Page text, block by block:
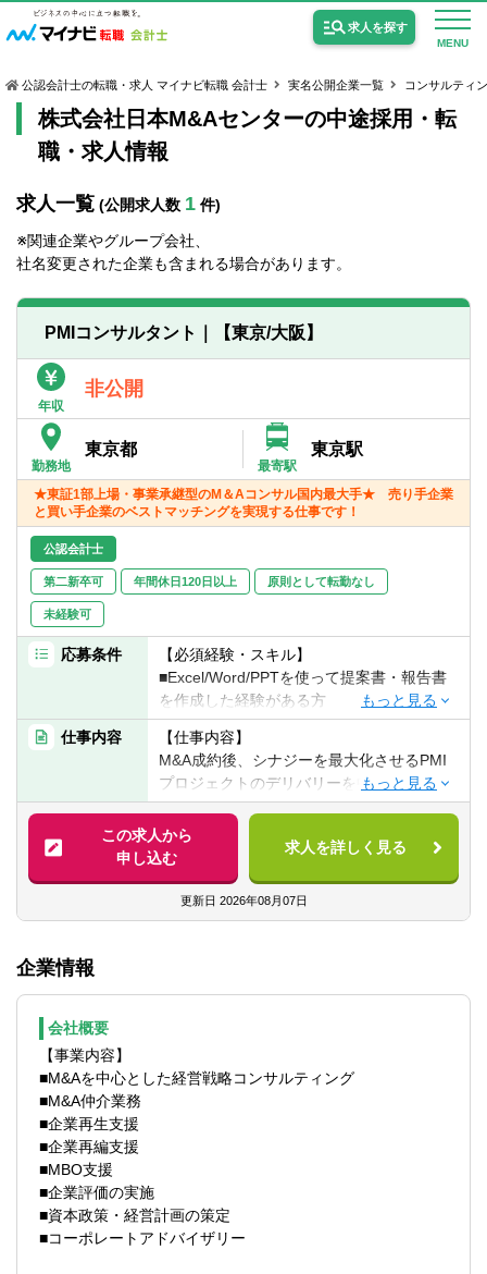
MENU
求人を探す
USCPA（米国公認会計士）の求人
個別転職相談会・セミナー
転職お役立ち情報
非公開求人とは？
サービス紹介
転職お役立ち情報
求人情報
公認会計士の転職・求人 マイナビ転職 会計士 実名公開企業一覧 コンサルティ
株式会社日本M&Aセンターの中途採用・転
職・求人情報
求人一覧 (公開求人数 1 件)
※関連企業やグループ会社、
社名変更された企業も含まれる場合があります。
PMIコンサルタント｜【東京/大阪】
年収
非公開
勤務地
東京都
最寄駅
東京駅
★東証1部上場・事業承継型のM＆Aコンサル国内最大手★ 売り手企業
と買い手企業のベストマッチングを実現する仕事です！
公認会計士
第二新卒可 年間休日120日以上 原則として転勤なし
未経験可
応募条件
【必須経験・スキル】
■Excel/Word/PPTを使って提案書・報告書
を作成した経験がある方
【歓迎経験・スキル】
▽以下いずれかの経験をお持ちの方
■銀行、証券などの金融機関でのにおける法
人融資営業経験
■経営コンサルティング会社での業務経験
（戦略、IT、財務など分野は不問）
■子会社や投資先の現場で経営支援をした経
■事業会社あるいは社労士事務所における実
▽以下いずれかの資格を保有している方
をご参照ください。
■USCPA
仕事内容
【仕事内容】
M&A成約後、シナジーを最大化させるPMI
プロジェクトのデリバリーを中心にご担当
頂きます。
＜マネジメント領域＞
■100日プランの策定
■経営会議への参加
■経営方針や事業計画の策定支援など
＜管理系領域＞
■経営者・管理者との個別ミーティング
■各種会議のファシリテーション（分科会運
この求人から
申し込む
求人を詳しく見る
更新日 2026年08月07日
企業情報
会社概要
【事業内容】
■M&Aを中心とした経営戦略コンサルティング
■M&A仲介業務
■企業再生支援
■企業再編支援
■MBO支援
■企業評価の実施
■資本政策・経営計画の策定
■コーポレートアドバイザリー